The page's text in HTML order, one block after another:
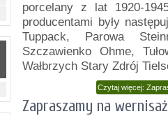
porcelany z lat 1920-
producentami były
Tuppack, Parowa
Szczawienko Ohme,
Wałbrzych Stary Zdrój
Czytaj więcej:
Zapraszamy na